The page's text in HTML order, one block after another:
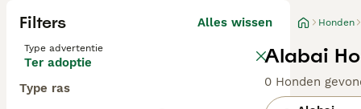
Filters Alles wissen
Type advertentie
Ter adoptie
Type ras
Honden
Alabai
0 Honden